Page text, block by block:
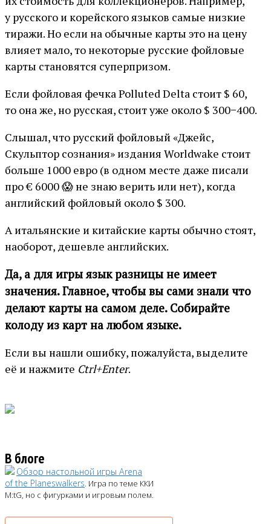
у русского и корейского языков самые низкие
тиражи. Но если на обычные карты это на цену
влияет мало, то некоторые русские фойловые
карты становятся суперпризом.
Если фойловая фечка Polluted Delta стоит $ 60,
то она же, но русская, стоит уже около $ 300−400.
Слышал, что русский фойловый «Джейс,
Скульптор сознания» издания Worldwake стоит
больше 1000 евро (в одном месте даже писали
про € 6000 😱 не знаю верить или нет), когда
английский фойловый около $ 300.
А итальянские и китайские карты обычно стоят,
наоборот, дешевле английских.
Да, а для игры язык разницы не имеет
значения. Главное, чтобы вы сами знали что
делают карты на самом деле. Собирайте
колоду из карт на любом языке.
Если вы нашли ошибку, пожалуйста, выделите
её и нажмите Ctrl+Enter.
В блоге
Обзор настольной игры Arena
of the Planeswalkers. Игра по теме ККИ
M:tG, но с фигурками и игровым полем.